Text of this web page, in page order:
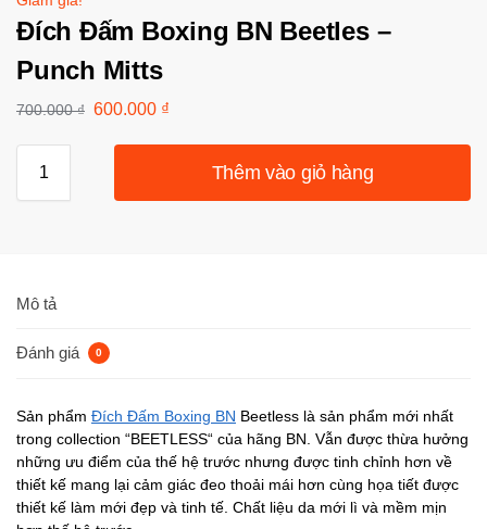
Đích Đấm Boxing BN Beetles –
Punch Mitts
700.000₫ 600.000 ₫
Thêm vào giỏ hàng
Mô tả
Đánh giá 0
Sản phẩm Đích Đấm Boxing BN Beetless là sản phẩm mới nhất
trong collection “BEETLESS“ của hãng BN. Vẫn được thừa hưởng
những ưu điểm của thế hệ trước nhưng được tinh chỉnh hơn về
thiết kế mang lại cảm giác đeo thoải mái hơn cùng họa tiết được
thiết kế làm mới đẹp và tinh tế. Chất liệu da mới lì và mềm mịn